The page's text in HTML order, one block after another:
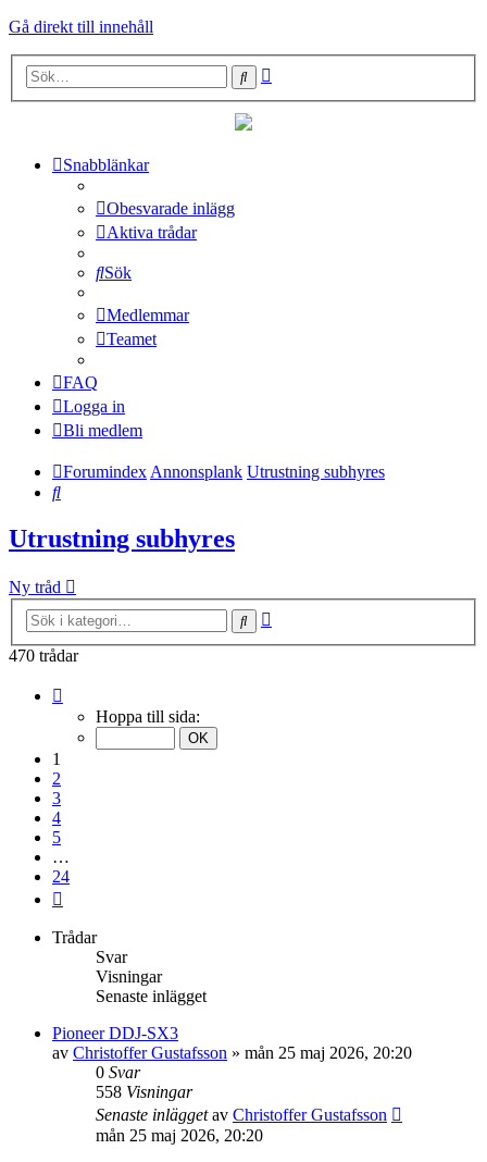
Gå direkt till innehåll
Sök
Snabblänkar
Obesvarade inlägg
Aktiva trådar
Sök
Medlemmar
Teamet
FAQ
Logga in
Bli medlem
Forumindex Annonsplank Utrustning subhyres
Sök
Utrustning subhyres
Ny tråd
Sök
470 trådar
Hoppa till sida:
1
2
3
4
5
…
24
Trådar
Svar
Visningar
Senaste inlägget
Pioneer DDJ-SX3
av Christoffer Gustafsson » mån 25 maj 2026, 20:20
0 Svar
558 Visningar
Senaste inläggetav Christoffer Gustafsson
mån 25 maj 2026, 20:20